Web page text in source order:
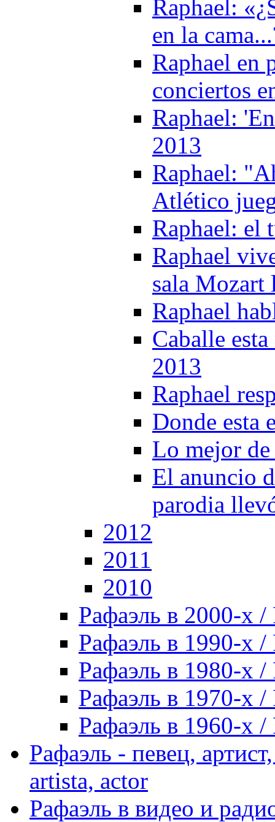
Raphael:
en la
Raphael en
conciertos
Raphael:
2013
Raphael:
Atlético
Raphael: el
Raphael
sala Mozart
Raphael
Caballe
2013
Raphael
Donde esta
Lo mejor
El anuncio
parodia
2012
2011
2010
Рафаэль в 2000-х /
Рафаэль в 1990-х /
Рафаэль в 1980-х /
Рафаэль в 1970-х /
Рафаэль в 1960-х /
Рафаэль - певец,
artista, actor
Рафаэль в видео и